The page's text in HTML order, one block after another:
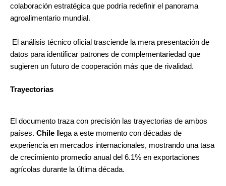
colaboración estratégica que podría redefinir el panorama
agroalimentario mundial.
El análisis técnico oficial trasciende la mera presentación de
datos para identificar patrones de complementariedad que
sugieren un futuro de cooperación más que de rivalidad.
Trayectorias
El documento traza con precisión las trayectorias de ambos
países. Chile llega a este momento con décadas de
experiencia en mercados internacionales, mostrando una tasa
de crecimiento promedio anual del 6.1% en exportaciones
agrícolas durante la última década.